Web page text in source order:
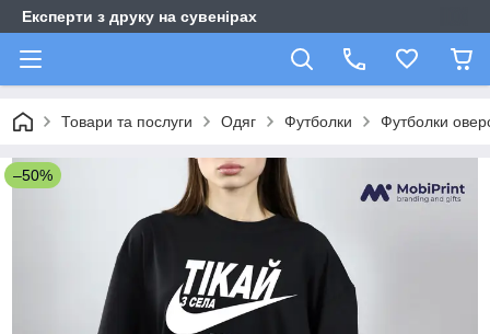
Експерти з друку на сувенірах
Товари та послуги Одяг Футболки Футболки
–50%